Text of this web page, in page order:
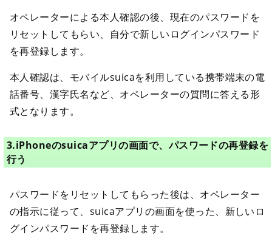
オペレーターによる本人確認の後、現在のパスワードを
リセットしてもらい、自分で新しいログインパスワード
を再登録します。
本人確認は、モバイルsuicaを利用している携帯端末の電
話番号、漢字氏名など、オペレーターの質問に答える形
式となります。
3.iPhoneのsuicaアプリの画面で、パスワードの再登録を
行う
パスワードをリセットしてもらった後は、オペレーター
の指示に従って、suicaアプリの画面を使った、新しいロ
グインパスワードを再登録します。